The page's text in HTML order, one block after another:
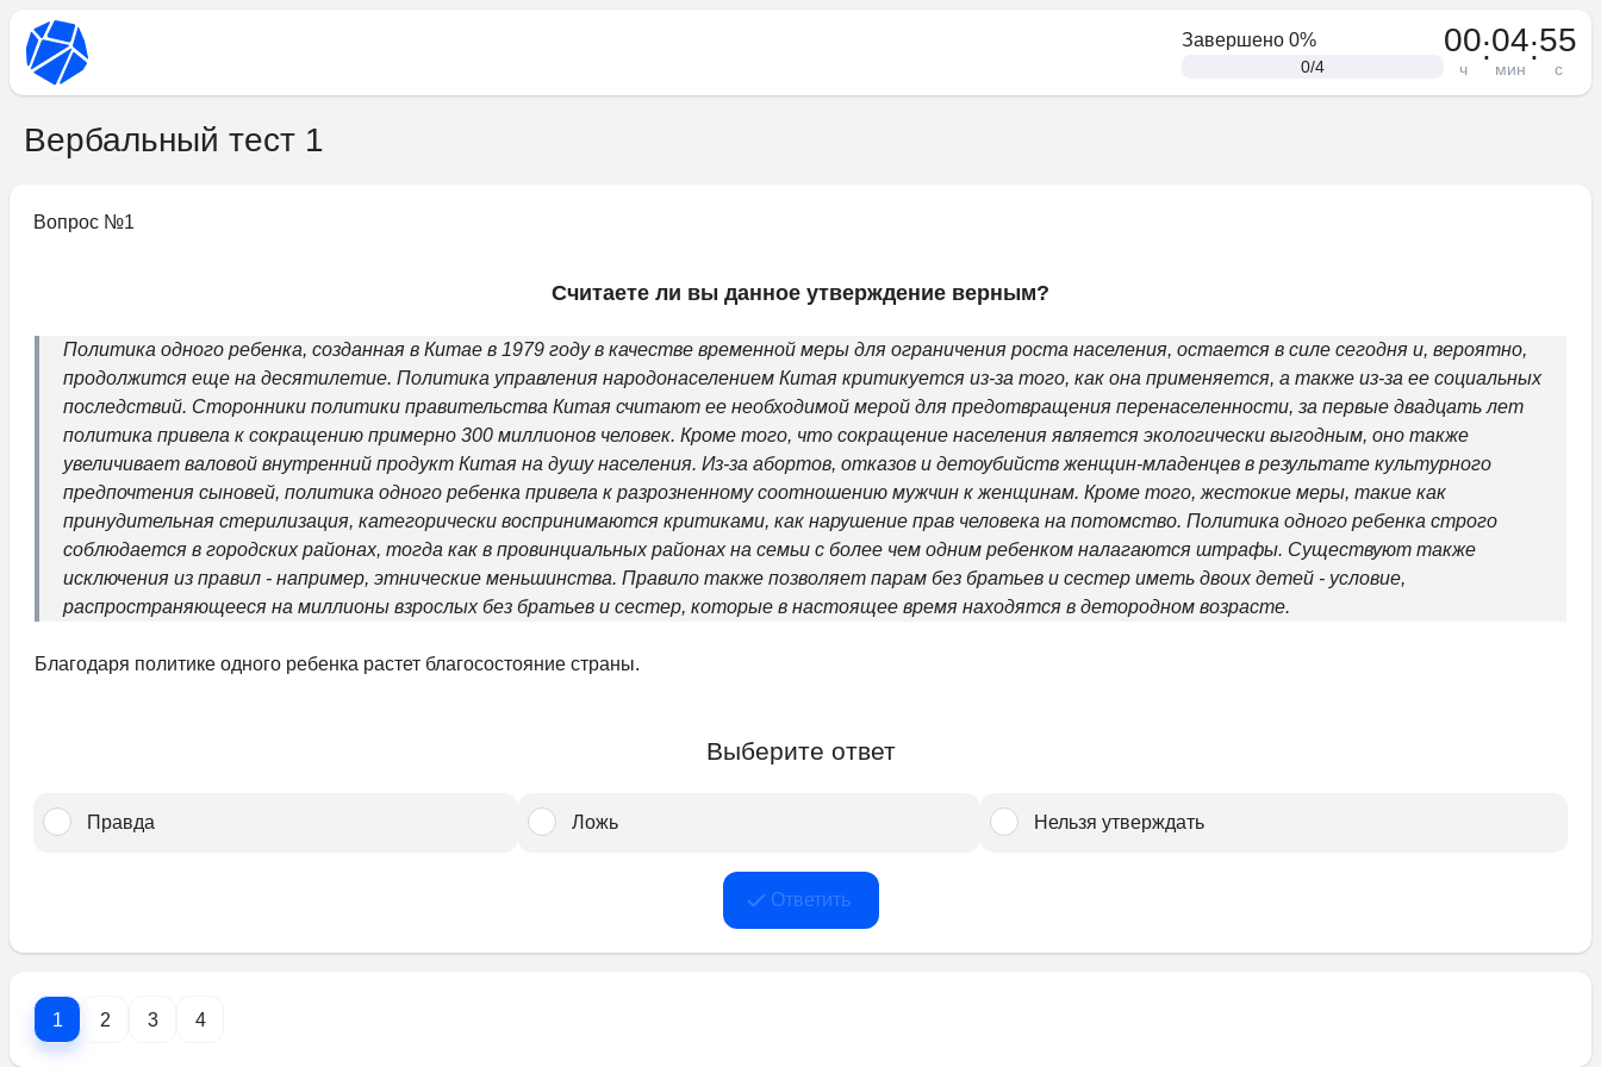
Завершено 0%
0/4
00
ч
:04
мин
:55
с
Вербальный тест 1
Вопрос №1
Считаете ли вы данное утверждение верным?
Политика одного ребенка, созданная в Китае в 1979 году в качестве временной меры для ограничения роста населения, остается в силе сегодня и, вероятно,
продолжится еще на десятилетие. Политика управления народонаселением Китая критикуется из-за того, как она применяется, а также из-за ее социальных
последствий. Сторонники политики правительства Китая считают ее необходимой мерой для предотвращения перенаселенности, за первые двадцать лет
политика привела к сокращению примерно 300 миллионов человек. Кроме того, что сокращение населения является экологически выгодным, оно также
увеличивает валовой внутренний продукт Китая на душу населения. Из-за абортов, отказов и детоубийств женщин-младенцев в результате культурного
предпочтения сыновей, политика одного ребенка привела к разрозненному соотношению мужчин к женщинам. Кроме того, жестокие меры, такие как
принудительная стерилизация, категорически воспринимаются критиками, как нарушение прав человека на потомство. Политика одного ребенка строго
соблюдается в городских районах, тогда как в провинциальных районах на семьи с более чем одним ребенком налагаются штрафы. Существуют также
исключения из правил - например, этнические меньшинства. Правило также позволяет парам без братьев и сестер иметь двоих детей - условие,
распространяющееся на миллионы взрослых без братьев и сестер, которые в настоящее время находятся в детородном возрасте.
Благодаря политике одного ребенка растет благосостояние страны.
Выберите ответ
Правда Ложь Нельзя утверждать
Ответить
1 2 3 4